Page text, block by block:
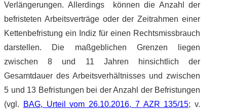
Verlängerungen. Allerdings können die Anzahl der
befristeten Arbeitsverträge oder der Zeitrahmen einer
Kettenbefristung ein Indiz für einen Rechtsmissbrauch
darstellen. Die maßgeblichen Grenzen liegen
zwischen 8 und 11 Jahren hinsichtlich der
Gesamtdauer des Arbeitsverhältnisses und zwischen
5 und 13 Befristungen bei der Anzahl der Befristungen
(vgl.
BAG, Urteil vom 26.10.2016, 7 AZR 135/15; v.